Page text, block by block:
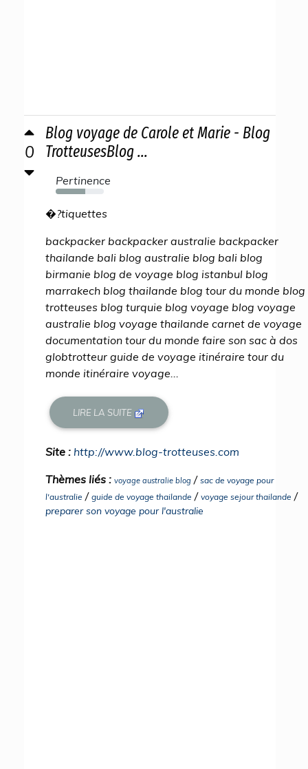
0
Blog voyage de Carole et Marie - Blog
TrotteusesBlog ...
Pertinence
61%
�?tiquettes
backpacker backpacker australie backpacker
thailande bali blog australie blog bali blog
birmanie blog de voyage blog istanbul blog
marrakech blog thailande blog tour du monde blog
trotteuses blog turquie blog voyage blog voyage
australie blog voyage thailande carnet de voyage
documentation tour du monde faire son sac à dos
globtrotteur guide de voyage itinéraire tour du
monde itinéraire voyage...
LIRE LA SUITE
Site : http://www.blog-trotteuses.com
Thèmes liés : voyage australie blog / sac de voyage pour
l'australie / guide de voyage thailande / voyage sejour thailande /
preparer son voyage pour l'australie